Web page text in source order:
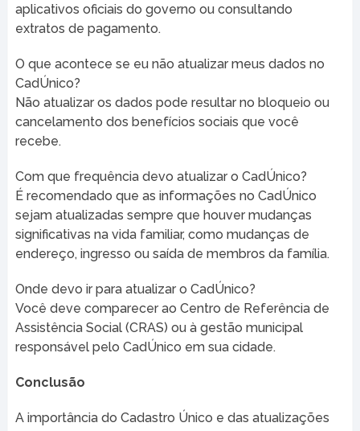
aplicativos oficiais do governo ou consultando
extratos de pagamento.
O que acontece se eu não atualizar meus dados no
CadÚnico?
Não atualizar os dados pode resultar no bloqueio ou
cancelamento dos benefícios sociais que você
recebe.
Com que frequência devo atualizar o CadÚnico?
É recomendado que as informações no CadÚnico
sejam atualizadas sempre que houver mudanças
significativas na vida familiar, como mudanças de
endereço, ingresso ou saída de membros da família.
Onde devo ir para atualizar o CadÚnico?
Você deve comparecer ao Centro de Referência de
Assistência Social (CRAS) ou à gestão municipal
responsável pelo CadÚnico em sua cidade.
Conclusão
A importância do Cadastro Único e das atualizações